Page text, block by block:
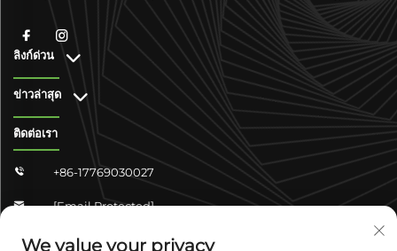
ลิงก์ด่วน
ข่าวล่าสุด
ติดต่อเรา
 +86-17769030027
 [email Protected]
จงซาน ชางจวิน 4-304 เขตหยูหัว เมืองเสิ่นเจียจวง มณฑลเหอเป่ย
We value your privacy